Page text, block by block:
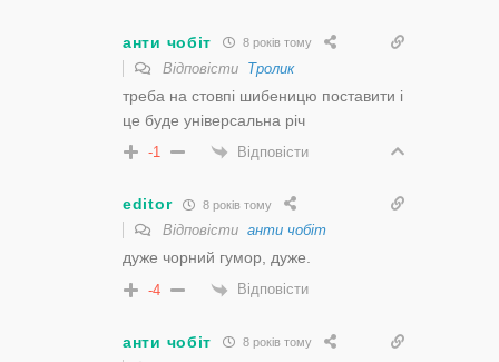
анти чобіт 8 років тому
Відповісти Тролик
треба на стовпі шибеницю поставити і
це буде універсальна річ
-1 Відповісти
editor 8 років тому
Відповісти анти чобіт
дуже чорний гумор, дуже.
-4 Відповісти
анти чобіт 8 років тому